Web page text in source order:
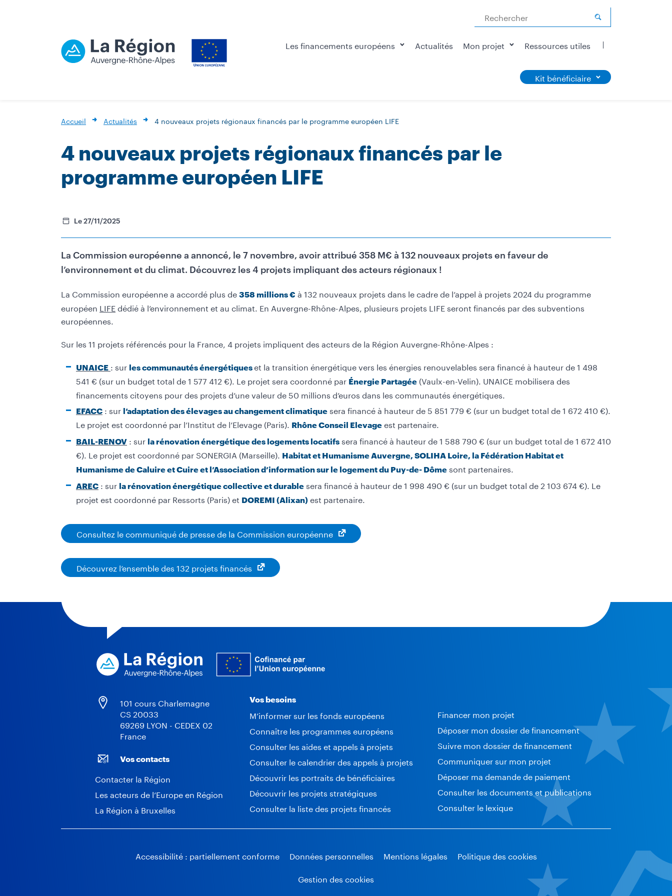
Rechercher
Les financements européens Actualités Mon projet Ressources utiles
Kit bénéficiaire
Accueil Actualités 4 nouveaux projets régionaux financés par le programme européen LIFE
4 nouveaux projets régionaux financés par le
programme européen LIFE
Le 27/11/2025
La Commission européenne a annoncé, le 7 novembre, avoir attribué 358 M€ à 132 nouveaux projets en faveur de
l’environnement et du climat. Découvrez les 4 projets impliquant des acteurs régionaux !
La Commission européenne a accordé plus de 358 millions € à 132 nouveaux projets dans le cadre de l’appel à projets 2024 du programme
européen LIFEdédié à l’environnement et au climat. En Auvergne-Rhône-Alpes, plusieurs projets LIFE seront financés par des subventions
européennes.
Sur les 11 projets référencés pour la France, 4 projets impliquent des acteurs de la Région Auvergne-Rhône-Alpes :
UNAICE : sur les communautés énergétiqueset la transition énergétique vers les énergies renouvelables sera financé à hauteur de 1 498
541 € (sur un budget total de 1 577 412 €). Le projet sera coordonné par Énergie Partagée (Vaulx-en-Velin). UNAICE mobilisera des
financements citoyens pour des projets d’une valeur de 50 millions d’euros dans les communautés énergétiques.
EFACC : sur l’adaptation des élevages au changement climatique sera financé à hauteur de 5 851 779 € (sur un budget total de 1 672 410 €).
Le projet est coordonné par l’Institut de l’Elevage (Paris). Rhône Conseil Elevage est partenaire.
BAIL-RENOV : sur la rénovation énergétique des logements locatifs sera financé à hauteur de 1 588 790 € (sur un budget total de 1 672 410
€). Le projet est coordonné par SONERGIA (Marseille). Habitat et Humanisme Auvergne, SOLIHA Loire, la Fédération Habitat et
Humanisme de Caluire et Cuire et l’Association d’information sur le logement du Puy-de- Dôme sont partenaires.
AREC : sur la rénovation énergétique collective et durable sera financé à hauteur de 1 998 490 € (sur un budget total de 2 103 674 €). Le
projet est coordonné par Ressorts (Paris) et DOREMI (Alixan) est partenaire.
Consultez le communiqué de presse de la Commission européenne
Découvrez l’ensemble des 132 projets financés
101 cours Charlemagne
CS 20033
69269 LYON - CEDEX 02
France
Vos contacts
Contacter la Région
Les acteurs de l’Europe en Région
La Région à Bruxelles
Vos besoins
M’informer sur les fonds européens
Connaître les programmes européens
Consulter les aides et appels à projets
Consulter le calendrier des appels à projets
Découvrir les portraits de bénéficiaires
Découvrir les projets stratégiques
Consulter la liste des projets financés
Financer mon projet
Déposer mon dossier de financement
Suivre mon dossier de financement
Communiquer sur mon projet
Déposer ma demande de paiement
Consulter les documents et publications
Consulter le lexique
Accessibilité : partiellement conforme Données personnelles Mentions légales
Politique des cookies
Gestion des cookies